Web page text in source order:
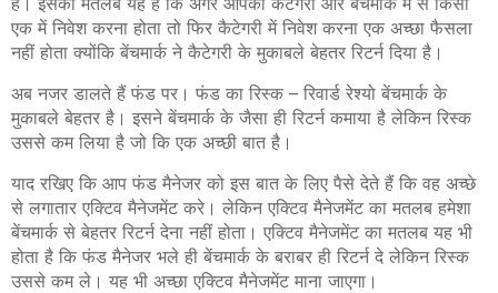
एक में निवेश करना होता तो फिर कैटेगरी में निवेश करना एक अच्छा फैसला
नहीं होता क्योंकि बेंचमार्क ने कैटेगरी के मुकाबले बेहतर रिटर्न दिया है।
अब नजर डालते हैं फंड पर। फंड का रिस्क – रिवार्ड रेश्यो बेंचमार्क के
मुकाबले बेहतर है। इसने बेंचमार्क के जैसा ही रिटर्न कमाया है लेकिन रिस्क
उससे कम लिया है जो कि एक अच्छी बात है।
याद रखिए कि आप फंड मैनेजर को इस बात के लिए पैसे देते हैं कि वह अच्छे
से लगातार एक्टिव मैनेजमेंट करे। लेकिन एक्टिव मैनेजमेंट का मतलब हमेशा
बेंचमार्क से बेहतर रिटर्न देना नहीं होता। एक्टिव मैनेजमेंट का मतलब यह भी
होता है कि फंड मैनेजर भले ही बेंचमार्क के बराबर ही रिटर्न दे लेकिन रिस्क
उससे कम ले। यह भी अच्छा एक्टिव मैनेजमेंट माना जाएगा।